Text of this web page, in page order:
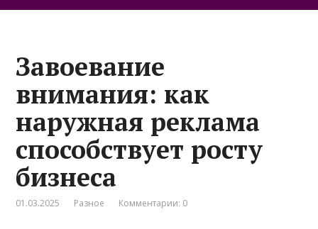
Завоевание
внимания: как
наружная реклама
способствует росту
бизнеса
01.03.2025 Разное Комментарии: 0